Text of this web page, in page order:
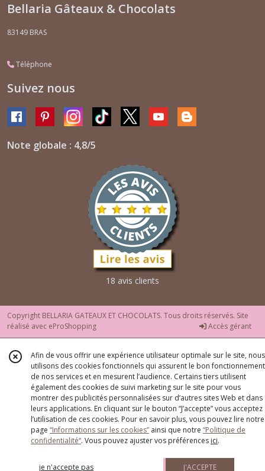
Bellaria Gâteaux & Chocolats
83149 BRAS
Téléphone
Suivez nous
Note globale : 4,8/5
18 avis clients
Copyright BELLARIA GATEAUX ET CHOCOLATS. Tous droits réservés. Site
réalisé avec eProShopping Accès gérant
Afin de vous offrir une expérience utilisateur optimale sur le site, nous
utilisons des cookies fonctionnels qui assurent le bon fonctionnement
de nos services et en mesurent l’audience. Certains tiers utilisent
également des cookies de suivi marketing sur le site pour vous
montrer des publicités personnalisées sur d’autres sites Web et dans
leurs applications. En cliquant sur le bouton “J’accepte” vous acceptez
l’utilisation de ces cookies. Pour en savoir plus, vous pouvez lire notre
page “Informations sur les cookies” ainsi que notre “Politique de
confidentialité“. Vous pouvez ajuster vos préférences ici.
je n'accepte pas J'ACCEPTE